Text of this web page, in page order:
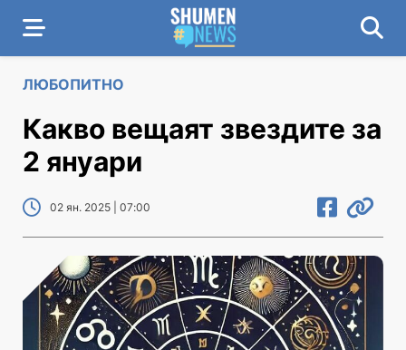
ЛЮБОПИТНО
Какво вещаят звездите за
2 януари
02 ян. 2025 | 07:00